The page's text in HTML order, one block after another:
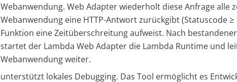
Webanwendung. Web Adapter wiederholt diese Anfrage alle
Webanwendung eine HTTP-Antwort zurückgibt (Statuscode ≥
Funktion eine Zeitüberschreitung aufweist. Nach
startet der Lambda Web Adapter die Lambda Runtime und
Webanwendung weiter.
unterstützt lokales Debugging. Das Tool ermöglicht es